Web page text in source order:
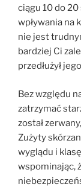
ciągu 10 do 20
wpływania na
nie jest
bardziej Ci
przedłużył
Bez względu
zatrzymać
został
Zużyty
wyglądu i
wspominając,